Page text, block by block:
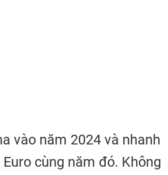
vào năm 2024 và nhanh
Euro cùng năm đó. Không